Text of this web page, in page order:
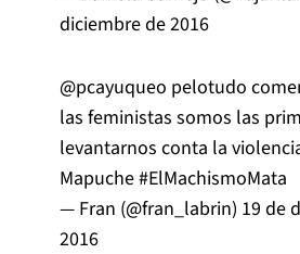
diciembre de 2016
@pcayuqueo pelotudo
las feministas somos las
levantarnos conta la
Mapuche#ElMachismoMata
— Fran (@fran_labrin) 19 de
2016